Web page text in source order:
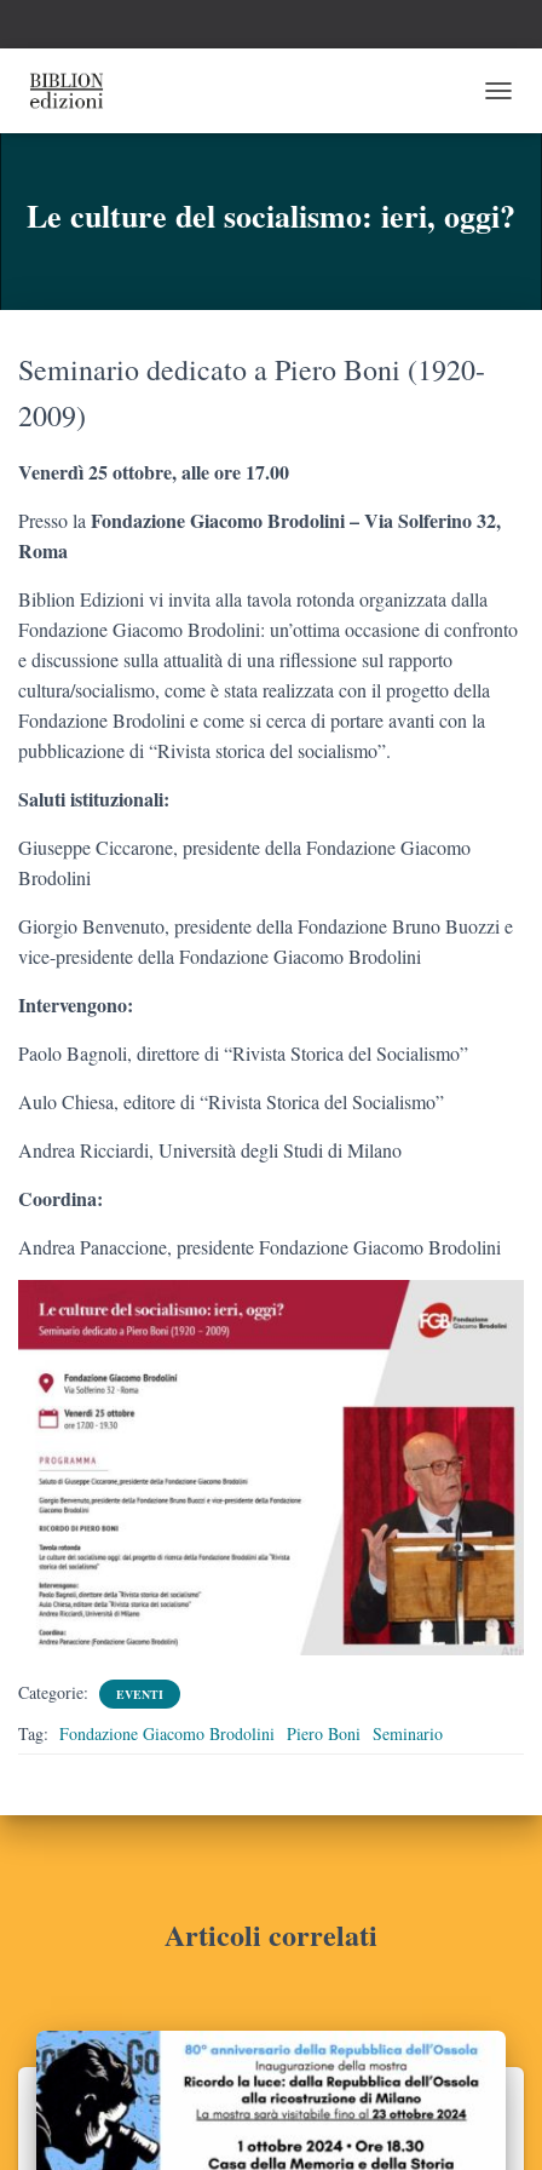
A
A
N
Le culture del socialismo: ieri, oggi?
Seminario dedicato a Piero Boni (1920-
2009)
Venerdì 25 ottobre, alle ore 17.00
Presso la Fondazione Giacomo Brodolini – Via Solferino 32,
Roma
Biblion Edizioni vi invita alla tavola rotonda organizzata dalla
Fondazione Giacomo Brodolini: un’ottima occasione di confronto
e discussione sulla attualità di una riflessione sul rapporto
cultura/socialismo, come è stata realizzata con il progetto della
Fondazione Brodolini e come si cerca di portare avanti con la
pubblicazione di “Rivista storica del socialismo”.
Saluti istituzionali:
Giuseppe Ciccarone, presidente della Fondazione Giacomo
Brodolini
Giorgio Benvenuto, presidente della Fondazione Bruno Buozzi e
vice-presidente della Fondazione Giacomo Brodolini
Intervengono:
Paolo Bagnoli, direttore di “Rivista Storica del Socialismo”
Aulo Chiesa, editore di “Rivista Storica del Socialismo”
Andrea Ricciardi, Università degli Studi di Milano
Coordina:
Andrea Panaccione, presidente Fondazione Giacomo Brodolini
Categorie: EVENTI
Tag: Fondazione Giacomo Brodolini Piero Boni Seminario
Articoli correlati